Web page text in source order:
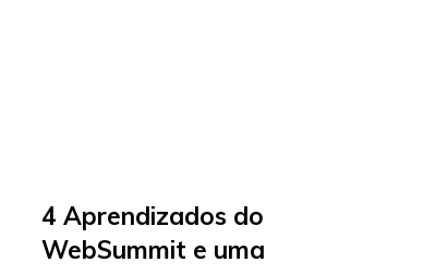
4 Aprendizados do
WebSummit e uma